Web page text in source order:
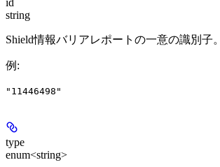
string
Shield情報バリアレポートの一意の識別子。
例 :
"11446498"
type
enum<string>